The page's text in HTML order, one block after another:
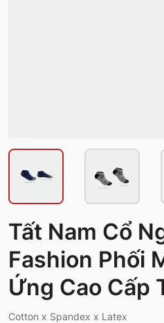
Tất Nam Cổ
Fashion Phối
Ứng Cao Cấp
Cotton x Spandex x Latex